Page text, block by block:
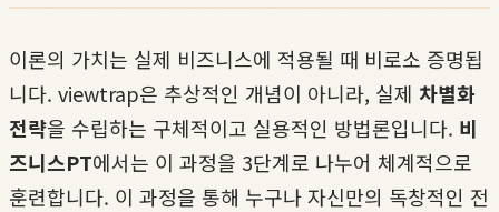
이론의 가치는 실제 비즈니스에 적용될 때 비로소 증명됩
니다. viewtrap은 추상적인 개념이 아니라, 실제 차별화
전략을 수립하는 구체적이고 실용적인 방법론입니다. 비
즈니스PT에서는 이 과정을 3단계로 나누어 체계적으로
훈련합니다. 이 과정을 통해 누구나 자신만의 독창적인 전